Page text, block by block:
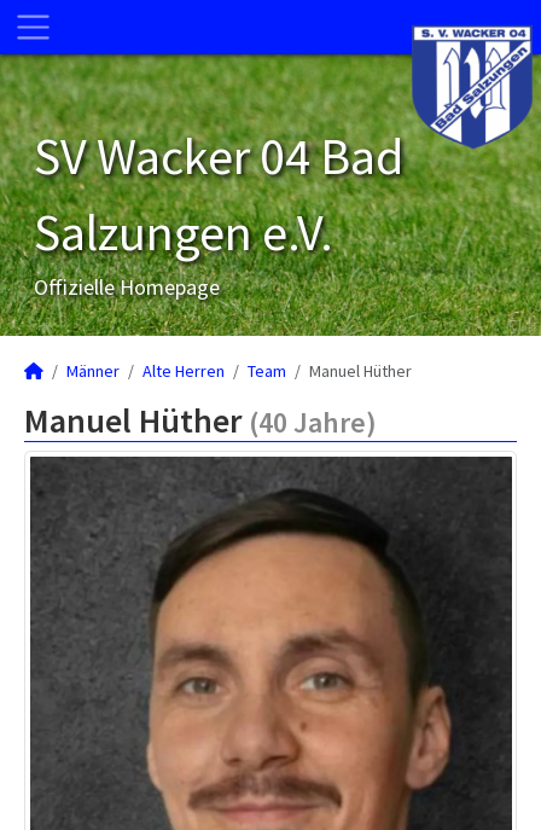
SV Wacker 04 Bad
Salzungen e.V.
Offizielle Homepage
Männer Alte Herren Team Manuel Hüther
Manuel Hüther (40 Jahre)